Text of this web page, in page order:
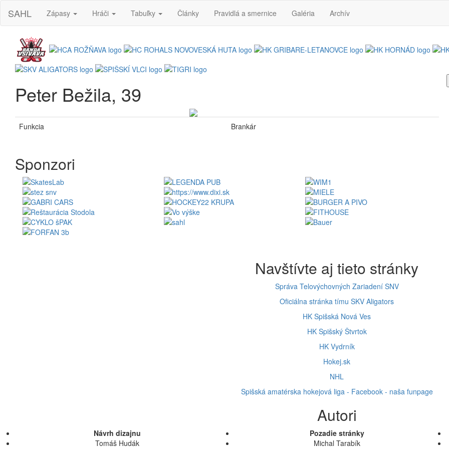
SAHL Zápasy Hráči Tabuľky Články Pravidlá a smernice Galéria Archív
Peter Bežila, 39
Funkcia Brankár
Sponzori
Navštívte aj tieto stránky
Správa Telovýchovných Zariadení SNV
Oficiálna stránka tímu SKV Aligators
HK Spišská Nová Ves
HK Spišský Štvrtok
HK Vydrník
Hokej.sk
NHL
Spišská amatérska hokejová liga - Facebook - naša funpage
Autori
Návrh dizajnu
Tomáš Hudák
Pozadie stránky
Michal Tarabík